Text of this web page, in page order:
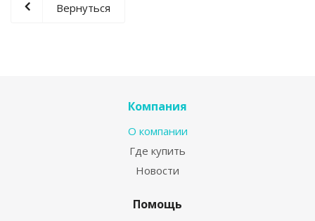
Вернуться
Компания
О компании
Где купить
Новости
Помощь